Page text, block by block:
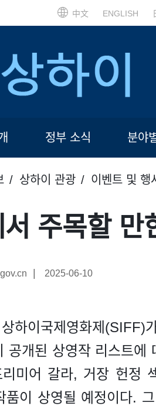
中文 ENGLISH
정부 소식 분야
상하이 관광 이벤트 및 행
주목할 만
| 2025-06-10
하이국제영화제(SIFF)
공개된 상영작 리스트
미어 갈라, 거장 헌정
품이 상영될 예정이다.